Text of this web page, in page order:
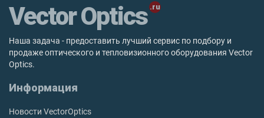
Vector Optics
Наша задача - предоставить лучший сервис по подбору и
продаже оптического и тепловизионного оборудования Vector
Optics.
Информация
Новости VectorOptics